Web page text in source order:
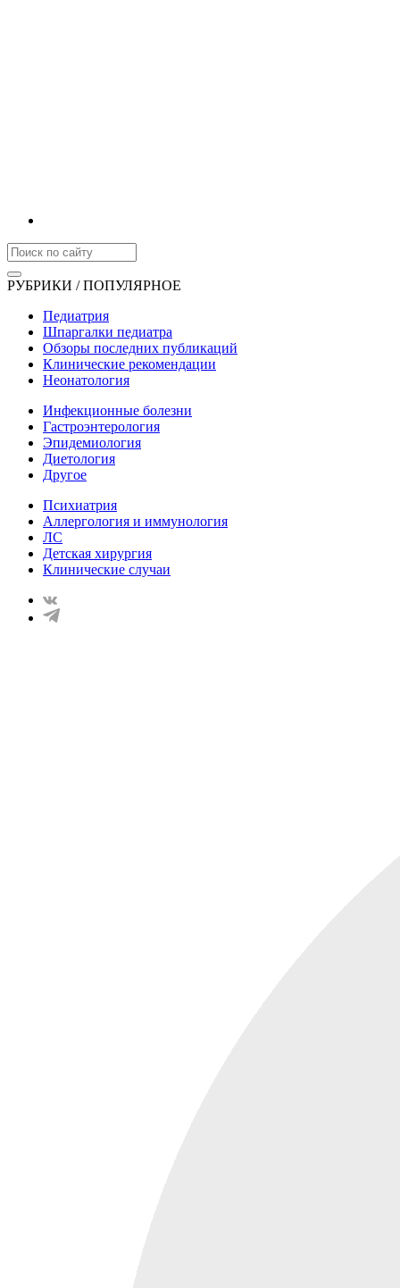
РУБРИКИ / ПОПУЛЯРНОЕ
Педиатрия
Шпаргалки педиатра
Обзоры последних публикаций
Клинические рекомендации
Неонатология
Инфекционные болезни
Гастроэнтерология
Эпидемиология
Диетология
Другое
Психиатрия
Аллергология и иммунология
ЛС
Детская хирургия
Клинические случаи